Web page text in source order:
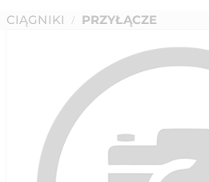
CIĄGNIKI / PRZYŁĄCZE